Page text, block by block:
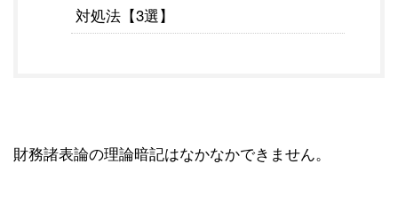
対処法【3選】
財務諸表論の理論暗記はなかなかできません。